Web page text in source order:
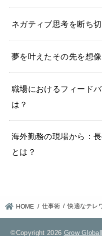
ネガティブ思考を断ち
夢を叶えたその先を想像
職場におけるフィード
は？
海外勤務の現場から：
とは？
HOME 仕事術 快適なテレ
©Copyright 2026 Grow